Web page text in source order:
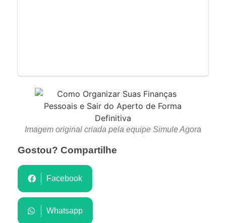
Imagem original criada pela equipe Simule Agora
Gostou? Compartilhe
Facebook
Whatsapp